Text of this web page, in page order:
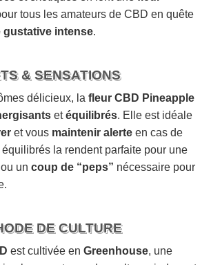
tous les amateurs de CBD en quête
gustative intense.
& SENSATIONS
délicieux, la fleur CBD Pineapple
etéquilibrés. Elle est idéale
et vous maintenir alerte en cas de
la rendent parfaite pour une
un coup de “peps” nécessaire pour
DE CULTURE
est cultivée en Greenhouse, une